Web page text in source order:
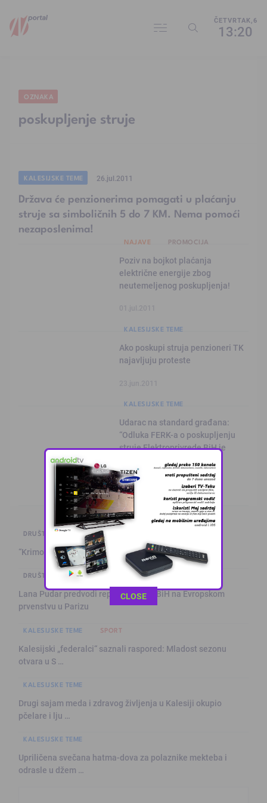
ČETVRTAK,6
13:20
OZNAKA
poskupljenje struje
KALESIJSKE TEME 26.jul.2011
Država će penzionerima pomagati u plaćanju
struje sa simboličnih 5 do 7 KM. Nema pomoći
nezaposlenima!
NAJAVE PROMOCIJA
Poziv na bojkot plaćanja
električne energije zbog
neutemeljenog poskupljenja!
KALESIJSKE TEME
Ako poskupi struja penzioneri TK
najavljuju proteste
KALESIJSKE TEME
Udarac na standard građana:
“Odluka FERK-a o poskupljenju
struje Elektroprivrede BiH je
15.jun.2011
DRUŠTVO I POLITIKA
“Krimolovci” u julu zaprimili 301 poziv
DRUŠTVO I POLITIKA
Lana Pudar predvodi reprezentaciju BiH na Evropskom
prvenstvu u Parizu
KALESIJSKE TEME SPORT
Kalesijski „federalci“ saznali raspored: Mladost sezonu
otvara u S …
KALESIJSKE TEME
Drugi sajam meda i zdravog življenja u Kalesiji okupio
pčelare i lju …
KALESIJSKE TEME
Upriličena svečana hatma-dova za polaznike mekteba i
odrasle u džem …
This popup will close in:10
CLOSE